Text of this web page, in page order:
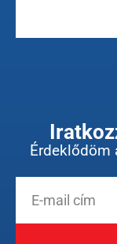
Érdeklődöm